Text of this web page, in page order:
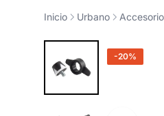
Inicio Urbano
-20%